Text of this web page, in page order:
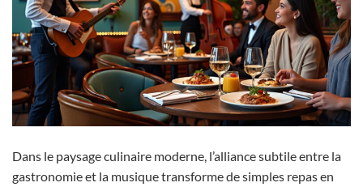
Dans le paysage culinaire moderne, l’alliance subtile entre la
gastronomie et la musique transforme de simples repas en